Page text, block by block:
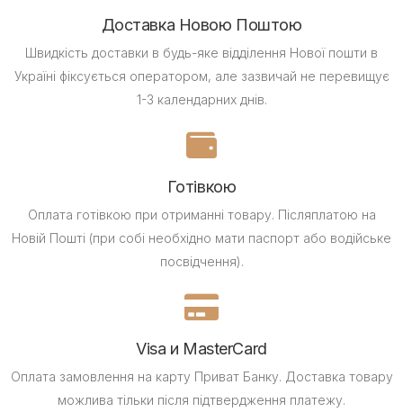
Доставка Новою Поштою
Швидкість доставки в будь-яке відділення Нової пошти в
Україні фіксується оператором, але зазвичай не перевищує
1-3 календарних днів.
Готівкою
Оплата готівкою при отриманні товару. Післяплатою на
Новій Пошті (при собі необхідно мати паспорт або водійське
посвідчення).
Visa и MasterCard
Оплата замовлення на карту Приват Банку. Доставка товару
можлива тільки після підтвердження платежу.